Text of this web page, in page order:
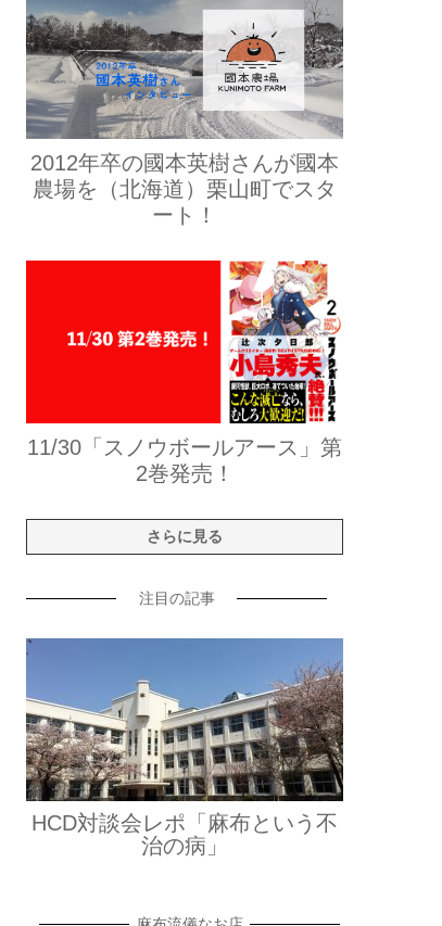
2012年卒の國本英樹さんが國本
農場を（北海道）栗山町でスタ
ート！
11/30「スノウボールアース」第
2巻発売！
さらに見る
注目の記事
HCD対談会レポ「麻布という不
治の病」